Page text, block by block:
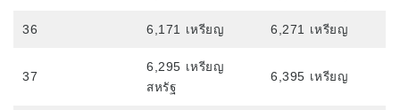
36 6,171 เหรียญ 6,271 เหรียญ
37
6,295 เหรียญ
สหรัฐ
6,395 เหรียญ